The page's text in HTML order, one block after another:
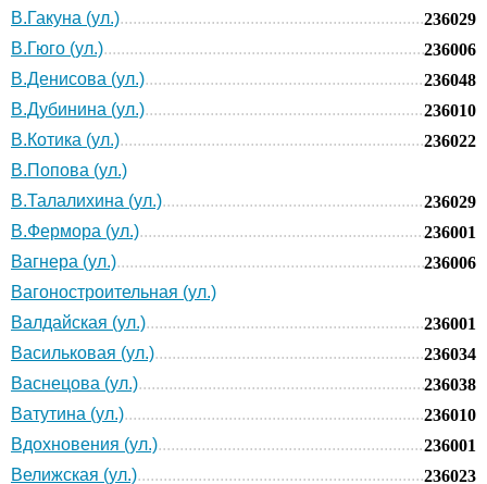
В.Гакуна (ул.)
236029
В.Гюго (ул.)
236006
В.Денисова (ул.)
236048
В.Дубинина (ул.)
236010
В.Котика (ул.)
236022
В.Попова (ул.)
В.Талалихина (ул.)
236029
В.Фермора (ул.)
236001
Вагнера (ул.)
236006
Вагоностроительная (ул.)
Валдайская (ул.)
236001
Васильковая (ул.)
236034
Васнецова (ул.)
236038
Ватутина (ул.)
236010
Вдохновения (ул.)
236001
Велижская (ул.)
236023